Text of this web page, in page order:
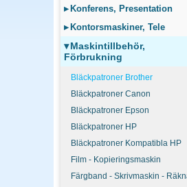
▸ Konferens, Presentation
▸ Kontorsmaskiner, Tele
▾Maskintillbehör,
Förbrukning
Bläckpatroner Brother
Bläckpatroner Canon
Bläckpatroner Epson
Bläckpatroner HP
Bläckpatroner Kompatibla HP
Film - Kopieringsmaskin
Färgband - Skrivmaskin -